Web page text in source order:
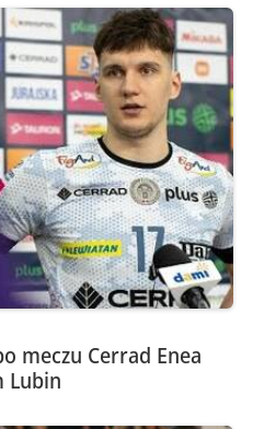
meczu Cerrad Enea
Lubin